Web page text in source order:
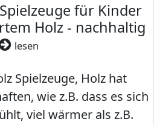
für Kinder
Holz - nachhaltig
lesen
Spielzeuge, Holz hat
wie z.B. dass es sich
viel wärmer als z.B.